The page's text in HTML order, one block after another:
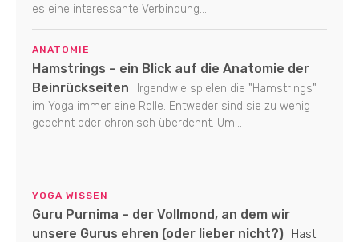
es eine interessante Verbindung...
ANATOMIE
Hamstrings – ein Blick auf die Anatomie der
Beinrückseiten
Irgendwie spielen die "Hamstrings"
im Yoga immer eine Rolle. Entweder sind sie zu wenig
gedehnt oder chronisch überdehnt. Um...
YOGA WISSEN
Guru Purnima – der Vollmond, an dem wir
unsere Gurus ehren (oder lieber nicht?)
Hast